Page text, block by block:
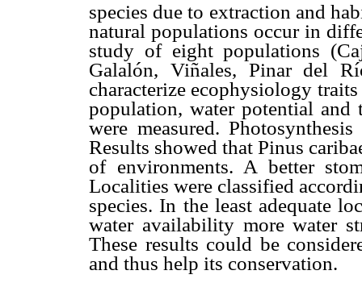
species due to extraction and
natural populations occur in
study of eight populations
Galalón, Viñales, Pinar del
characterize ecophysiology
population, water potential
were measured.
Results showed that Pinus
of environments. A better
Localities were classified
species. In the least adequate
water availability more water
These results could be
and thus help its conservation.